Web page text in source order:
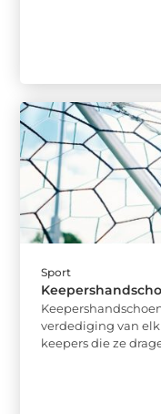
Sport
verdediging van
keepers die ze